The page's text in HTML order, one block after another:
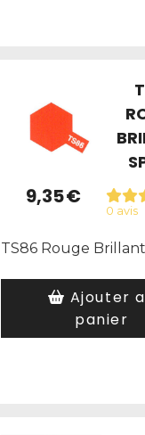
0 avis
9,35€
TS86 Rouge Brillant
Ajouter
panier